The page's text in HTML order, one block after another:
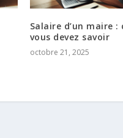
Salaire d’un maire :
vous devez savoir
octobre 21, 2025